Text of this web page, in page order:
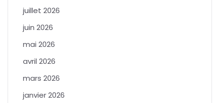
juillet 2026
juin 2026
mai 2026
avril 2026
mars 2026
janvier 2026